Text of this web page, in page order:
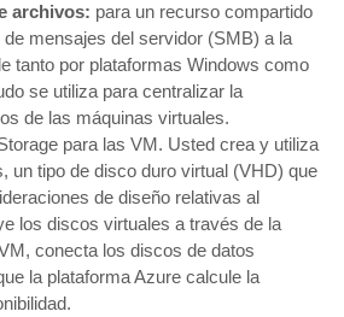
archivos: para un recurso compartido
mensajes del servidor (SMB) a la
tanto por plataformas Windows como
se utiliza para centralizar la
de las máquinas virtuales.
para las VM. Usted crea y utiliza
un tipo de disco duro virtual (VHD) que
de diseño relativas al
los discos virtuales a través de la
conecta los discos de datos
la plataforma Azure calcule la